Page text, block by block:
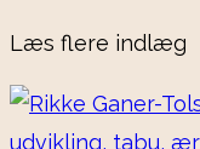
Læs flere indlæg